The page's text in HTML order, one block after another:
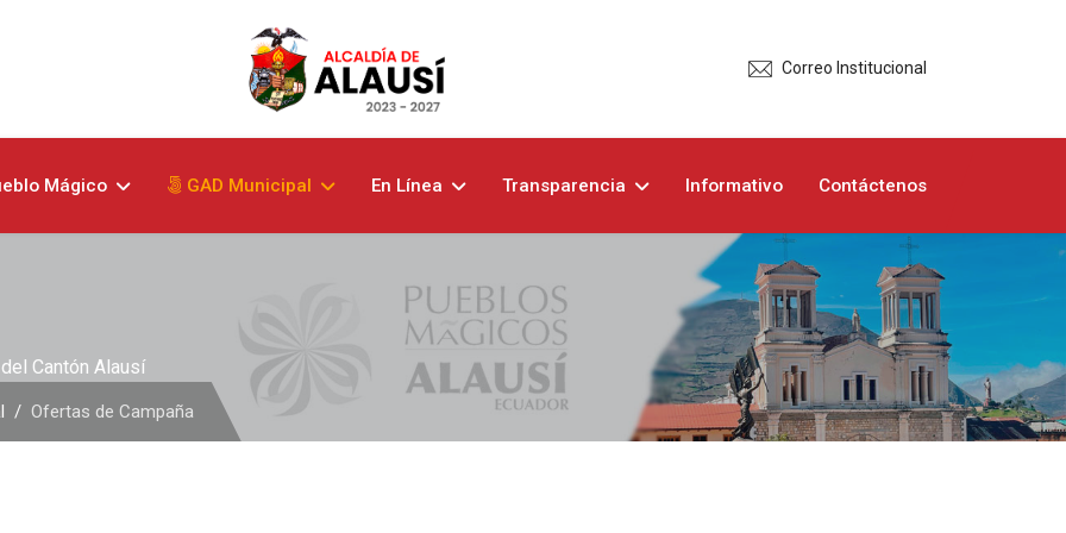
Correo Institucional
Mágico GAD Municipal En Línea Transparencia Informativo Contáctenos
Cantón Alausí
Ofertas de Campaña